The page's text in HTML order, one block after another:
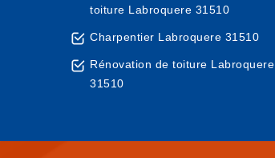
toiture Labroquere 31510
Charpentier Labroquere 31510
Rénovation de toiture Labroquere
31510